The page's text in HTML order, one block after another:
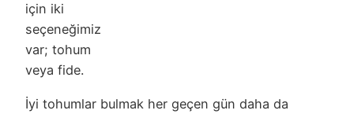
için iki
seçeneğimiz
var; tohum
veya fide.
İyi tohumlar bulmak her geçen gün daha da